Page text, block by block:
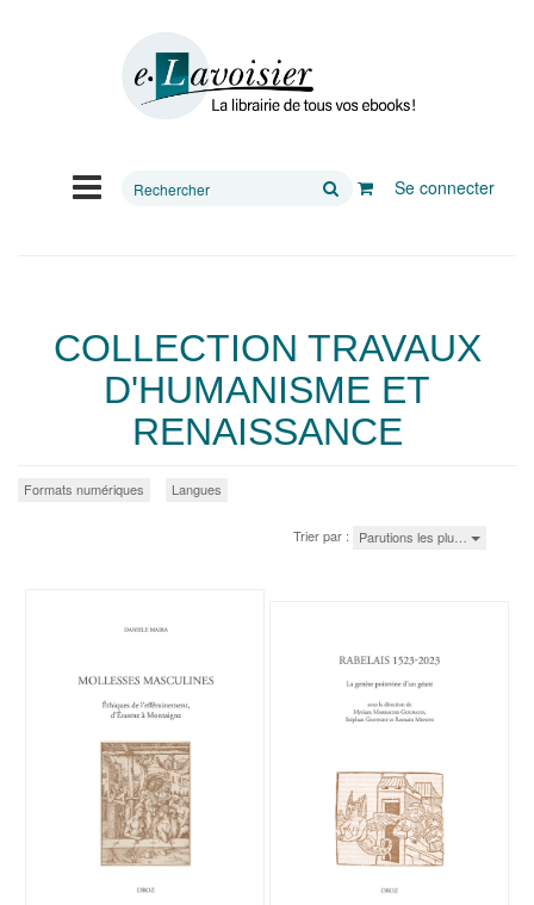
Rechercher
Se connecter
COLLECTION TRAVAUX
D'HUMANISME ET
RENAISSANCE
Formats numériques Langues
Trier par : Parutions les plu…